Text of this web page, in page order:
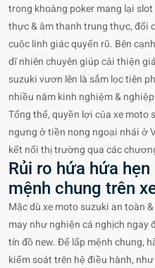
trong khoảng poker mang lại
thực & âm thanh trung thực, đổi
cuộc linh giác quyến rũ. Bên
dĩ nhiên chuyên giúp cải thiện
suzuki vươn lên là sắm lọc tiên
nhiều năm kinh nghiệm &
Tổng thể, quyền lợi của xe
ngưng ở tiền nong ngoại nhái ở
kết nối thị trường qua các
Rủi ro hứa hứa
mệnh chung trên
Mặc dù xe moto suzuki an toàn
may như nghiện cá nghịch ngay
tín đồ new. Để lấp mệnh chung,
kiểm soát trên hệ điều hành,